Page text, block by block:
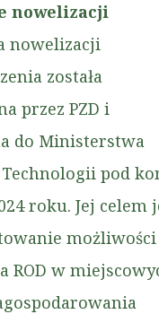
nowelizacji
nowelizacji
została
przez PZD i
do Ministerstwa
pod
roku. Jej celem
możliwości
ROD w